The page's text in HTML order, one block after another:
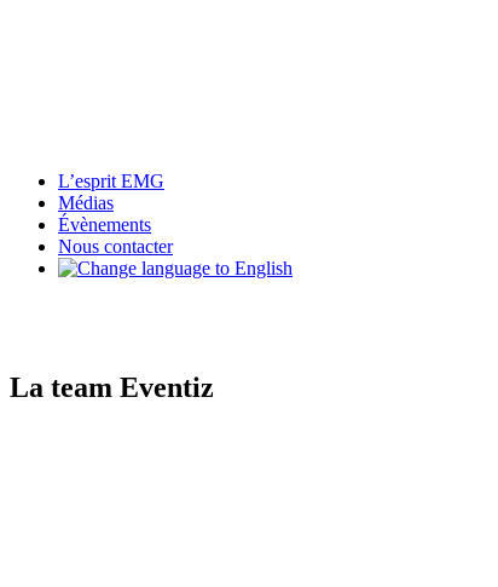
L’esprit EMG
Médias
Évènements
Nous contacter
La team Eventiz